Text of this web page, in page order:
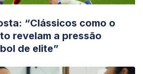
“Clássicos como o
revelam a pressão
de elite”